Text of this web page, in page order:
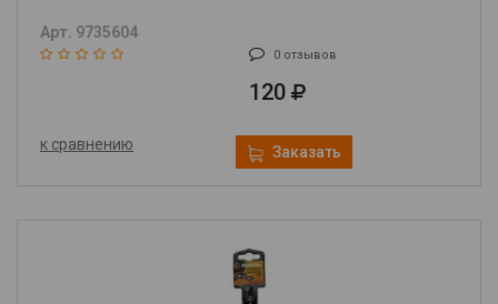
Арт. 9735604
0 отзывов
120
к сравнению Заказать